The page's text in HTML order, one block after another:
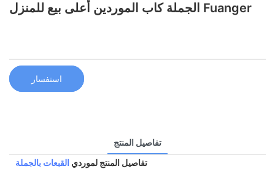
الجملة كاب الموردين أعلى بيع للمنزل Fuanger
استفسار
تفاصيل المنتج
تفاصيل المنتج لموردي القبعات بالجملة